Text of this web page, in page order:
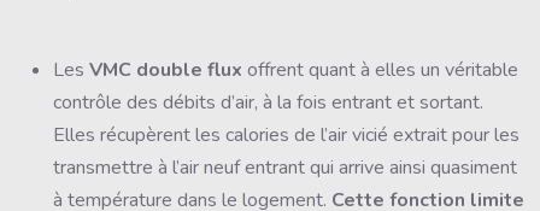
Les VMC double flux offrent quant à elles un véritable
contrôle des débits d’air, à la fois entrant et sortant.
Elles récupèrent les calories de l’air vicié extrait pour les
transmettre à l’air neuf entrant qui arrive ainsi quasiment
à température dans le logement. Cette fonction limite